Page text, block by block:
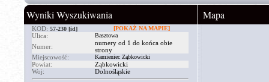
Wyniki Wyszukiwania
KOD: 57-230 [id] [POKAŻ NA MAPIE]
Ulica: Basztowa
Numer:
numery od 1 do końca obie
strony
Miejscowość:
Kamieniec Ząbkowicki
Powiat:
Ząbkowicki
Woj:
Dolnośląskie
Mapa